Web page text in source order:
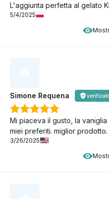
L'aggiunta perfetta al gelato
5/4/2025
Simone Requena
Mi piaceva il gusto, la
miei preferiti. miglior prodotto.
3/26/2025